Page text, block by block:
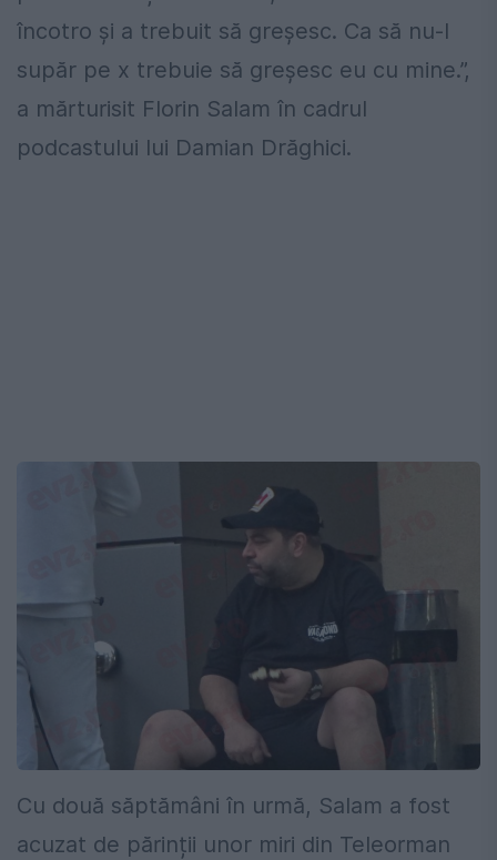
încotro și a trebuit să greșesc. Ca să nu-l
supăr pe x trebuie să greșesc eu cu mine.”,
a mărturisit Florin Salam în cadrul
podcastului lui Damian Drăghici.
Cu două săptămâni în urmă, Salam a fost
acuzat de părinții unor miri din Teleorman